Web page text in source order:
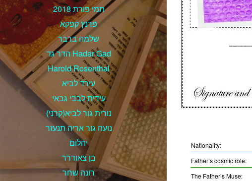
תמי פורת 2018
פרנץ קפקא
שלמה ברבר
הדר גד Hadar Gad
Harold Rosenthal
עירד לביא
עידית לבבי גבאי
נורית גור לביא(קרני)
נועה גור אריה תנעזר
יהלום
בן צאודרר
רונה שחר
Nationality:
Father’s cosmic role:
The Father’s Muse: